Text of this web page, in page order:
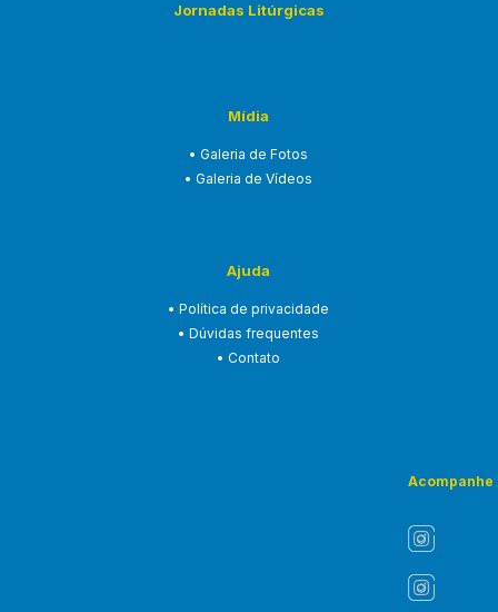
Jornadas Litúrgicas
Mídia
• Galeria de Fotos
• Galeria de Vídeos
Ajuda
• Política de privacidade
• Dúvidas frequentes
• Contato
Acompanhe